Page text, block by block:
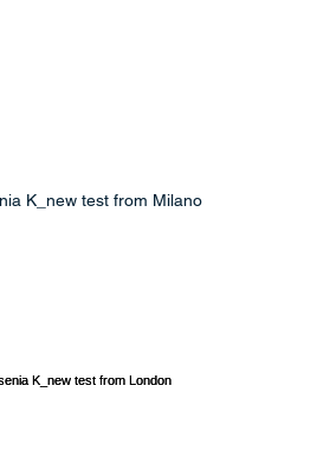
K_new test from Milano